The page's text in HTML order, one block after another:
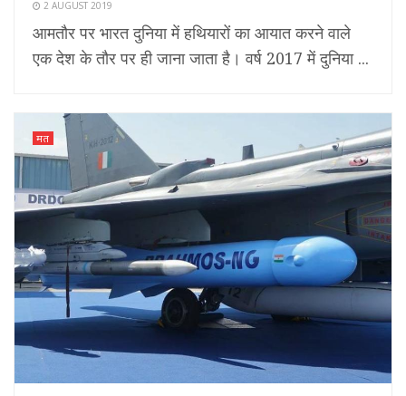
2 AUGUST 2019
आमतौर पर भारत दुनिया में हथियारों का आयात करने वाले
एक देश के तौर पर ही जाना जाता है। वर्ष 2017 में दुनिया ...
मत